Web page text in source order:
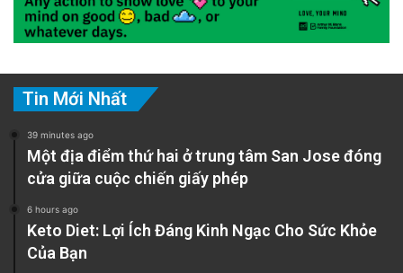
Tin Mới Nhất
39 minutes ago
Một địa điểm thứ hai ở trung tâm San Jose đóng
cửa giữa cuộc chiến giấy phép
6 hours ago
Keto Diet: Lợi Ích Đáng Kinh Ngạc Cho Sức Khỏe
Của Bạn